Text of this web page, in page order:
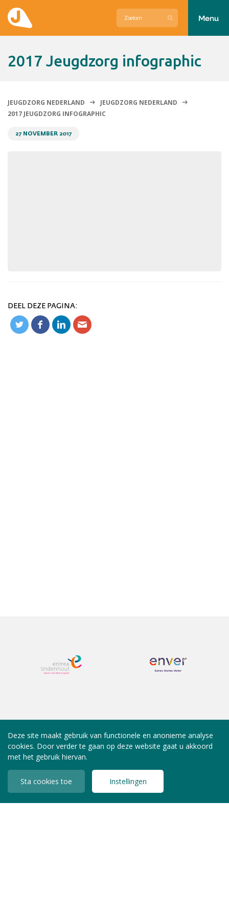
Hier zetten wij ons voor in
Menu
2017 Jeugdzorg infographic
JEUGDZORG NEDERLAND
JEUGDZORG NEDERLAND
2017 JEUGDZORG INFOGRAPHIC
27 NOVEMBER 2017
DEEL DEZE PAGINA:
Deze site maakt gebruik van functionele en anonieme analyse
cookies. Door verder te gaan op deze website gaat u akkoord
met het gebruik hiervan.
Sta cookies toe Instellingen